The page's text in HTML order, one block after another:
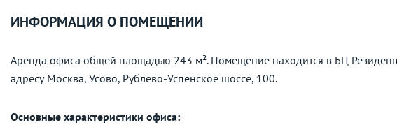
ИНФОРМАЦИЯ О ПОМЕЩЕНИИ
Аренда офиса общей площадью 243 м². Помещение находится в БЦ
адресу Москва, Усово, Рублево-Успенское шоссе, 100.
Основные характеристики офиса: